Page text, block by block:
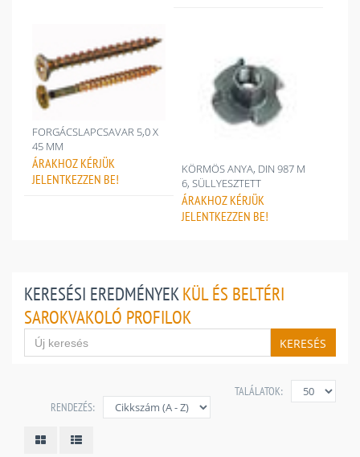
FORGÁCSLAPCSAVAR 5,0 X
45 MM
ÁRAKHOZ KÉRJÜK
JELENTKEZZEN BE!
KÖRMÖS ANYA, DIN 987 M
6, SÜLLYESZTETT
ÁRAKHOZ KÉRJÜK
JELENTKEZZEN BE!
KERESÉSI EREDMÉNYEKKÜL ÉS BELTÉRI
SAROKVAKOLÓ PROFILOK
KERESÉS
TALÁLATOK:
RENDEZÉS: